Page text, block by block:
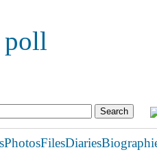
poll
PhotosFilesDiaries